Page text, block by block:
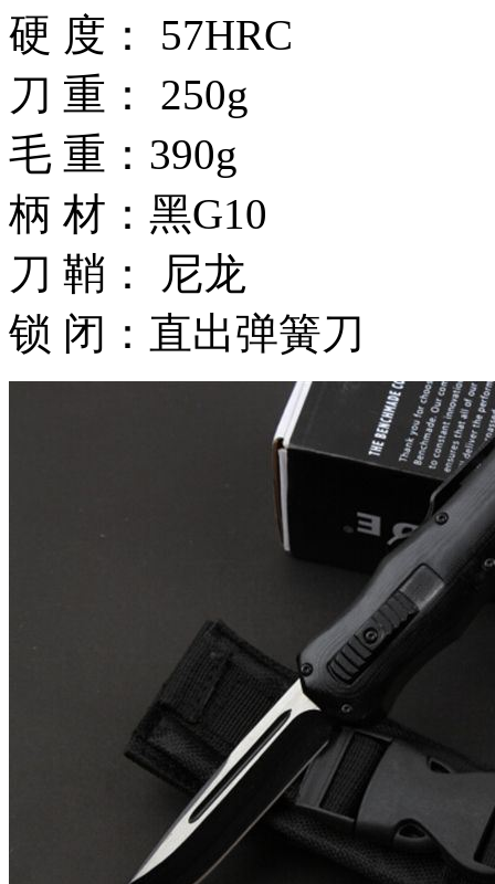
硬 度： 57HRC
刀 重： 250g
毛 重：390g
柄 材：黑G10
刀 鞘： 尼龙
锁 闭：直出弹簧刀